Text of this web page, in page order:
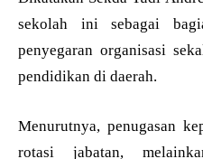
sekolah ini sebagai
penyegaran organisasi
pendidikan di daerah.
Menurutnya, penugasan
rotasi jabatan,